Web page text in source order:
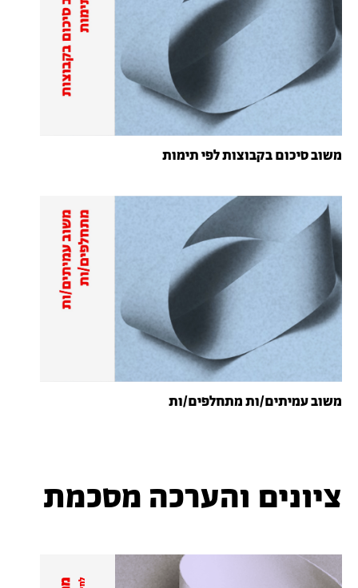
משוב סיכום בקבוצות לפי תימות
משוב עמיתים/ות מתחלפים/ות
ציונים והערכה מסכמת